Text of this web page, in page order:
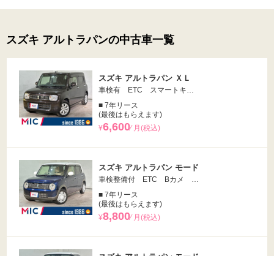
スズキ アルトラパンの中古車一覧
スズキ アルトラパン ＸＬ
車検有 ETC スマートキ…
■ 7年リース
(最後はもらえます)
¥6,600⁄ 月(税込)
スズキ アルトラパン モード
車検整備付 ETC Bカメ …
■ 7年リース
(最後はもらえます)
¥8,800⁄ 月(税込)